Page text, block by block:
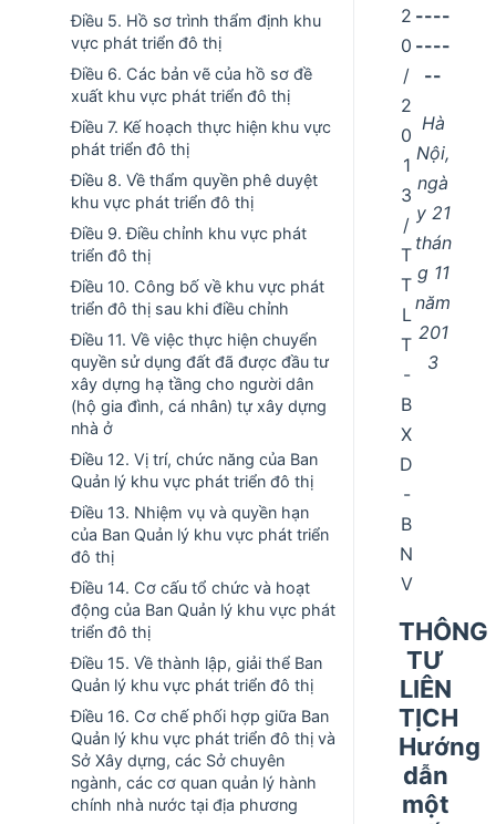
Điều 5. Hồ sơ trình thẩm định khu
vực phát triển đô thị
Điều 6. Các bản vẽ của hồ sơ đề
xuất khu vực phát triển đô thị
Điều 7. Kế hoạch thực hiện khu vực
phát triển đô thị
Điều 8. Về thẩm quyền phê duyệt
khu vực phát triển đô thị
Điều 9. Điều chỉnh khu vực phát
triển đô thị
Điều 10. Công bố về khu vực phát
triển đô thị sau khi điều chỉnh
Điều 11. Về việc thực hiện chuyển
quyền sử dụng đất đã được đầu tư
xây dựng hạ tầng cho người dân
(hộ gia đình, cá nhân) tự xây dựng
nhà ở
Điều 12. Vị trí, chức năng của Ban
Quản lý khu vực phát triển đô thị
Điều 13. Nhiệm vụ và quyền hạn
của Ban Quản lý khu vực phát triển
đô thị
Điều 14. Cơ cấu tổ chức và hoạt
động của Ban Quản lý khu vực phát
triển đô thị
Điều 15. Về thành lập, giải thể Ban
Quản lý khu vực phát triển đô thị
Điều 16. Cơ chế phối hợp giữa Ban
Quản lý khu vực phát triển đô thị và
Sở Xây dựng, các Sở chuyên
ngành, các cơ quan quản lý hành
chính nhà nước tại địa phương
2
0
/
2
0
1
3
/
T
T
L
T
-
B
X
D
-
B
N
V
----
----
--
Hà
Nội,
ngà
y 21
thán
g 11
năm
201
3
THÔNG
TƯ
LIÊN
TỊCH
Hướng
dẫn
một